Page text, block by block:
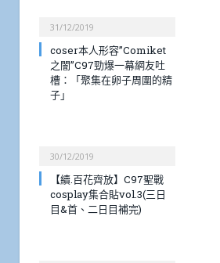
31/12/2019
coser本人形容”Comiket
之闇”C97勁爆一幕網友吐
槽：「聚集在卵子周圍的精
子」
30/12/2019
【續.百花齊放】C97聖戰
cosplay集合貼vol.3(三日
目&首、二日目補完)